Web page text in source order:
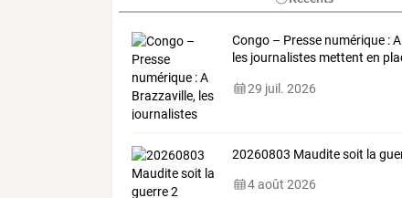
Congo– Pressenumérique:A
lesjournalistesmettent en
29 juil. 2026
20260803 Maudite soit la
4 août 2026